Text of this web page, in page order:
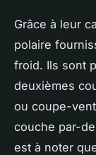
Grâce à leur
polaire
froid. Ils sont
deuxièmes
ou coupe-
couche par-
est à noter